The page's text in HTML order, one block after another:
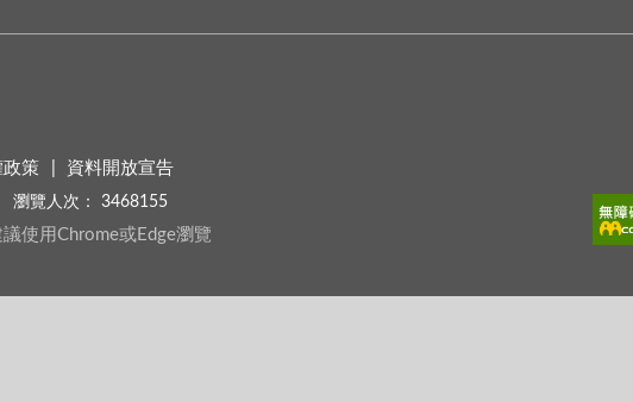
政策 資料開放宣告
瀏覽人次： 3468155
使用Chrome或Edge瀏覽